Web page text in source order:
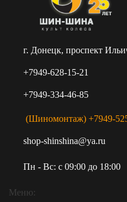
г. Донецк, проспект
+7949-628-15-21
+7949-334-46-85
(Шиномонтаж) +7949-
shop-shinshina@ya.ru
Пн - Вс: c 09:00 до 18:00
Меню: